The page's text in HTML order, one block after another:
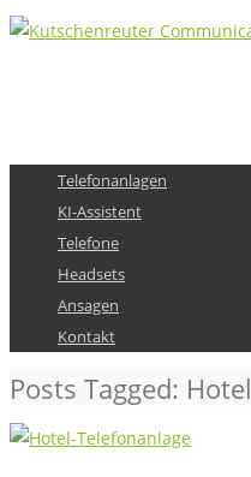
Telefonanlagen
KI-Assistent
Telefone
Headsets
Ansagen
Kontakt
Posts Tagged: Hotel